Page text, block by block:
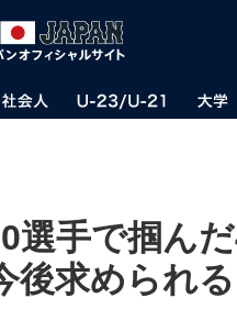
選手で掴ん
後求められ